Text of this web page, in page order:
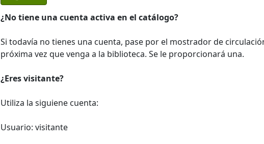
¿No tiene una cuenta activa en el catálogo?
Si todavía no tienes una cuenta, pase por el mostrador de
próxima vez que venga a la biblioteca. Se le proporcionará una.
¿Eres visitante?
Utiliza la siguiene cuenta:
Usuario: visitante